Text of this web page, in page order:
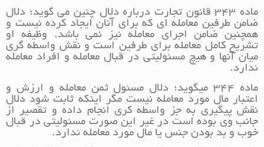
ماده ۳۴۳ قانون تجارت درباره دلال چنین می گوید؛ دلال
ضامن طرفین معامله ای که برای آنان ایجاد کرده نیست و
همچنین ضامن اجرای معامله نیز نمی باشد. وظیفه او
تشریح کامل معامله برای طرفین است و نقش واسطه گری
میان آنها و هیچ مسئولیتی در قبال معامله و افراد معامله
ندارد.
ماده ۳۴۴ میگوید؛ دلال مسئول ثمن معامله و ارزش و
اعتبار مال مورد معامله نیست مگر اینکه ثابت شود دلال
نقش پیگیری به جز واسطه کری انجام داده و تقصیر از
جانب وی بوده است در غیر این صورت مسئولیتی در قبال
خوب و بد بودن جنس یا مال مورد معامله ندارد.